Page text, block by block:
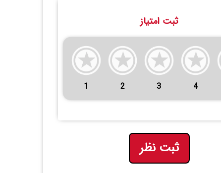
ثبت امتیاز
1 2 3 4
ثبت نظر